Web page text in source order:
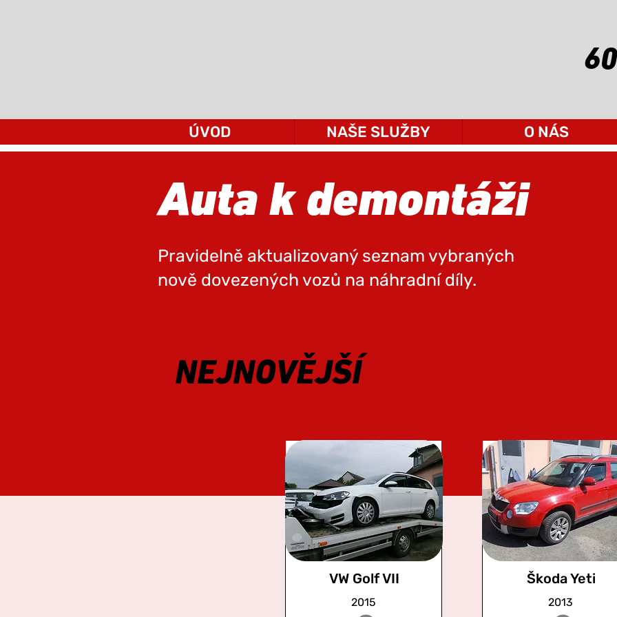
ÚVOD NAŠE SLUŽBY O NÁS
Auta k demontáži
Pravidelně aktualizovaný seznam vybraných
nově dovezených vozů na náhradní díly.
NEJNOVĚJŠÍ
VW Golf VII
2015
Škoda Yeti
2013